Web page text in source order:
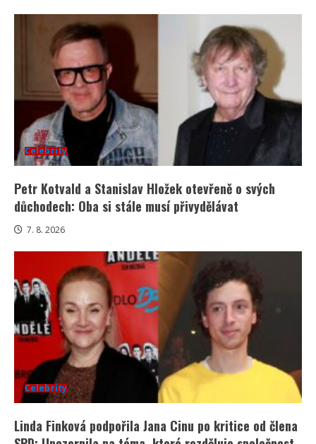
Celebrity
Petr Kotvald a Stanislav Hložek otevřeně o svých
důchodech: Oba si stále musí přivydělávat
7. 8. 2026
Celebrity
Linda Finková podpořila Jana Cinu po kritice od člena